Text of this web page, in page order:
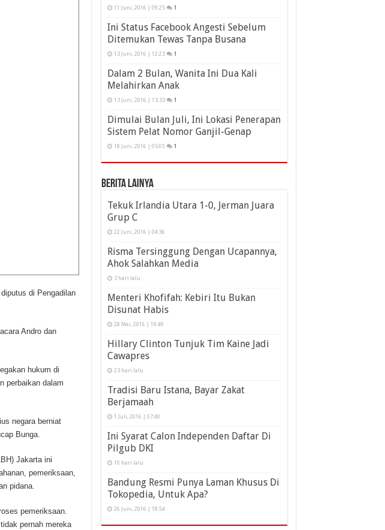
di Pengadilan
Andro dan
hukum di
perbaikan dalam
negara berniat
Bunga.
Jakarta ini
pemeriksaan,
pidana.
pemeriksaan.
pernah mereka
11 Juni, 2016 | 09:25 1
Ini Status Facebook Angesti Sebelum
Ditemukan Tewas Tanpa Busana
13 Juni, 2016 | 12:23 1
Dalam 2 Bulan, Wanita Ini Dua Kali
Melahirkan Anak
13 Juni, 2016 | 13:33 1
Dimulai Bulan Juli, Ini Lokasi Penerapan
Sistem Pelat Nomor Ganjil-Genap
18 Juni, 2016 | 05:05 1
Berita Lainya
Tekuk Irlandia Utara 1-0, Jerman Juara
Grup C
22 Juni, 2016 | 04:36
Risma Tersinggung Dengan Ucapannya,
Ahok Salahkan Media
3 hari lalu
Menteri Khofifah: Kebiri Itu Bukan
Disunat Habis
28 Mei, 2016 | 19:49
Hillary Clinton Tunjuk Tim Kaine Jadi
Cawapres
23 hari lalu
Tradisi Baru Istana, Bayar Zakat
Berjamaah
1 Juli, 2016 | 07:40
Ini Syarat Calon Independen Daftar Di
Pilgub DKI
10 hari lalu
Bandung Resmi Punya Laman Khusus Di
Tokopedia, Untuk Apa?
26 Juni, 2016 | 18:54